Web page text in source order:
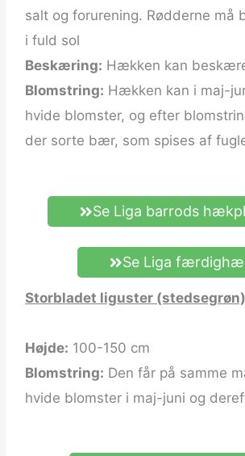
salt og forurening. Rødderne må
i fuld sol
Beskæring: Hækken kan
Blomstring: Hækken kan i maj-
hvide blomster, og efter
der sorte bær, som spises af
Se Liga barrods
Se Liga
Storbladet liguster (stedsegrøn)
Højde: 100-150 cm
Blomstring: Den får på samme
hvide blomster i maj-juni og